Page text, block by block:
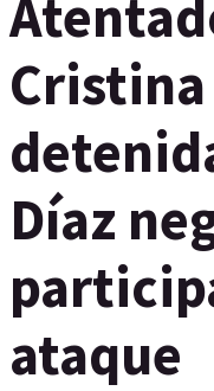
Díaz
ataque